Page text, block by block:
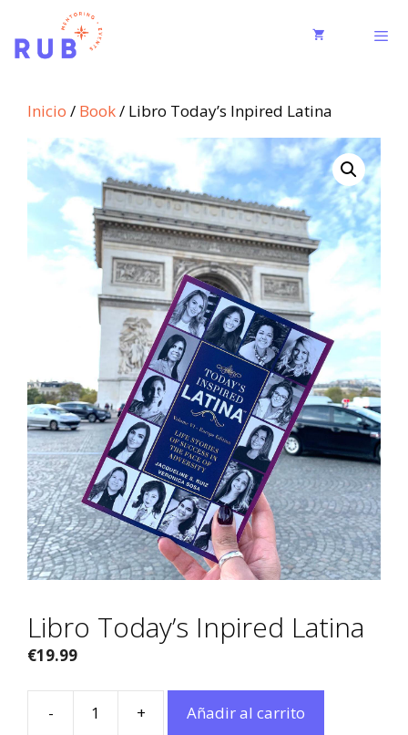
Inicio / Book/ Libro Today’s Inpired Latina
Libro Today’s Inpired Latina
€19.99
- + Añadir al carrito